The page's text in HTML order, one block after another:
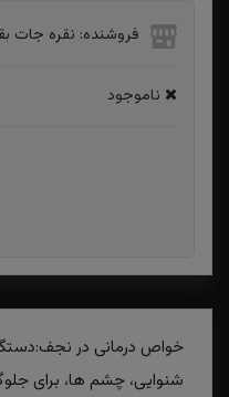
فروشنده: نقره جات
ناموجود
خواص درمانی در
شنوایی، چشم ها، برای